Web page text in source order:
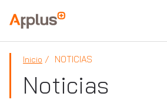
Applus+
Inicio NOTICIAS
Noticias